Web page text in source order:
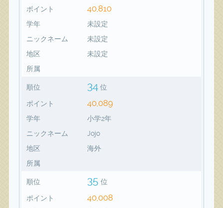
ポイント 40,810
学年
未設定
ニックネーム
未設定
地区
未設定
所属
順位 34 位
ポイント 40,089
学年
小学2年
ニックネーム
Jojo
地区
海外
所属
順位 35 位
ポイント 40,008